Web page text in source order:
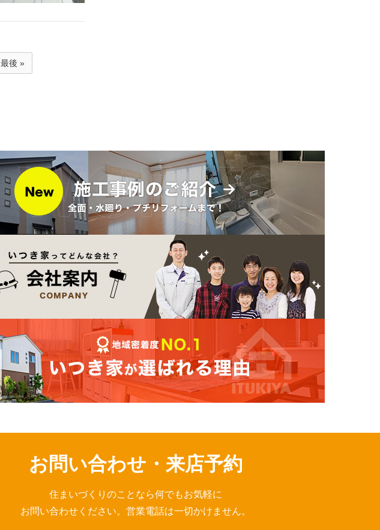
最後 »
お問い合わせ・来店予約
住まいづくりのことなら何でもお気軽に
お問い合わせください。営業電話は一切かけません。